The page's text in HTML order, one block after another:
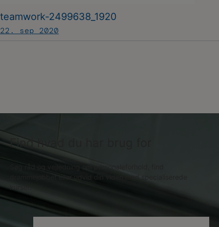
teamwork-2499638_1920
22. sep 2020
Find hvad du har brug for
drømmejobbet eller udvid din viden med specialiserede
kurser.